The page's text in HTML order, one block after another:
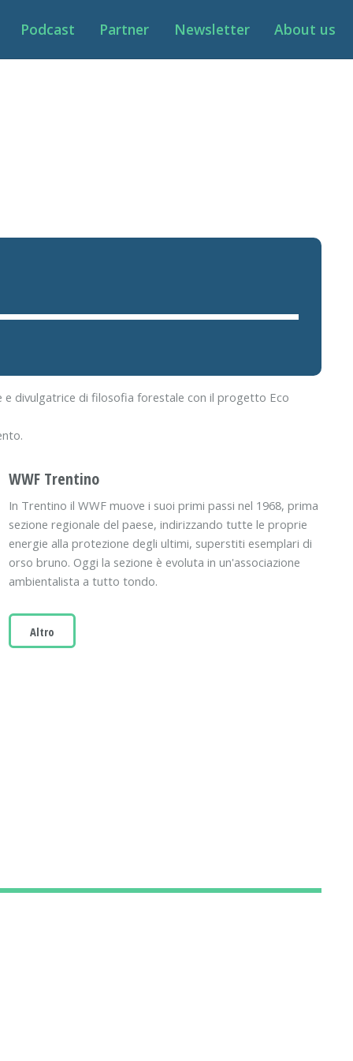
Podcast Partner Newsletter About us
e divulgatrice di filosofia forestale con il progetto Eco
WWF Trentino
In Trentino il WWF muove i suoi primi passi nel 1968, prima
sezione regionale del paese, indirizzando tutte le proprie
energie alla protezione degli ultimi, superstiti esemplari di
orso bruno. Oggi la sezione è evoluta in un'associazione
ambientalista a tutto tondo.
Altro